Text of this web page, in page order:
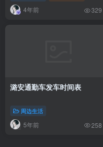
4年前 329
潞安通勤车发车时间表
周边生活
5年前 258